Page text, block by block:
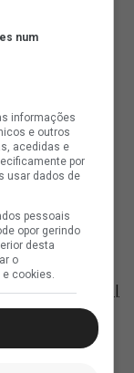
vídeo |
fotos |
| 19h14
gramado; vídeo |
19h41
num
informações
e outros
acedidas e
por
usar dados de
pessoais
opor gerindo
desta
o
cookies.